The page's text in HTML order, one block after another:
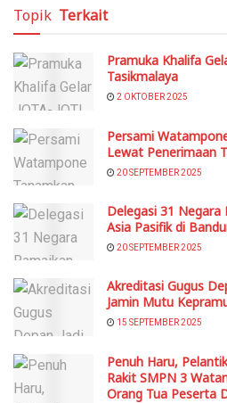
Topik Terkait
Pramuka Khalifa
Tasikmalaya
2 OKTOBER 2025
Persami
Lewat Penerimaan
20 SEPTEMBER 2025
Delegasi 31 Negara
Asia Pasifik di
20 SEPTEMBER 2025
Akreditasi Gugus
Jamin Mutu
15 SEPTEMBER 2025
Penuh Haru,
Rakit SMPN 3
Orang Tua Peserta